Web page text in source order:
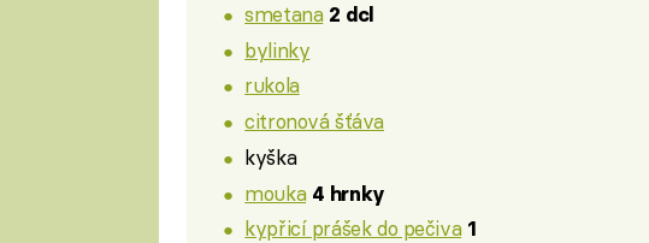
smetana 2 dcl
bylinky
rukola
citronová šťáva
kyška
mouka 4 hrnky
kypřicí prášek do pečiva 1